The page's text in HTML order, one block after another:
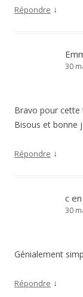
Répondre ↓
30
Bravo pour cette
Bisous et bonne
Répondre ↓
c
30
Génialement
Répondre ↓